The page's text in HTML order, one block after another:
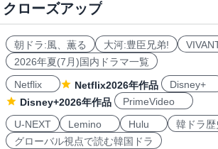
クローズアップ
朝ドラ:風、薫る 大河:豊臣兄弟!
2026年夏(7月)国内ドラマ一覧
Netflix
Netflix2026年作品
Disney+
Disney+2026年作品
PrimeVideo
U-NEXT
Lemino Hulu
韓ドラ歴
グローバル視点で読む韓国ドラ